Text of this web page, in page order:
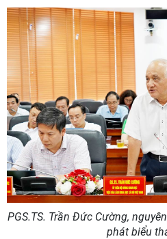
PGS.TS. Trần Đức Cường,
phát biểu